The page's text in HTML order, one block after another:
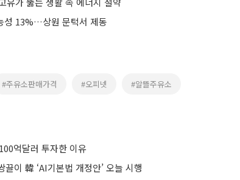
성 13%…상원 문턱서 제동
#주유소판매가격 #오피넷 #알뜰주유소
억달러 투자한 이유
이 韓 ‘AI기본법 개정안’ 오늘 시행